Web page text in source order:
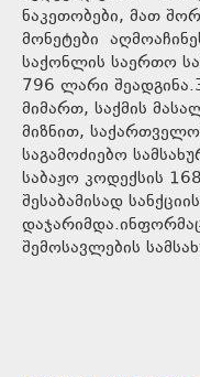
ნაკეთობები, მათ
მონეტები
საქონლის საერთო
796 ლარი
მიმართ, საქმის
მიზნით,
საგამოძიებო
საბაჟო კოდექსის
შესაბამისად
შემოსავლების